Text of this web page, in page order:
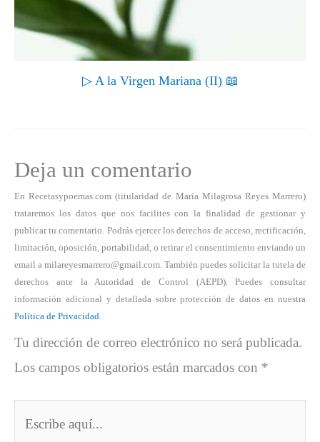
▷ A la Virgen Mariana (II) 📖
Deja un comentario
En Recetasypoemas.com (titularidad de María Milagrosa Reyes Marrero)
trataremos los datos que nos facilites con la finalidad de gestionar y
publicar tu comentario. Podrás ejercer los derechos de acceso, rectificación,
limitación, oposición, portabilidad, o retirar el consentimiento enviando un
email a milareyesmarrero@gmail.com. También puedes solicitar la tutela de
derechos ante la Autoridad de Control (AEPD). Puedes consultar
información adicional y detallada sobre protección de datos en nuestra
Política de Privacidad
Tu dirección de correo electrónico no será publicada.
Los campos obligatorios están marcados con *